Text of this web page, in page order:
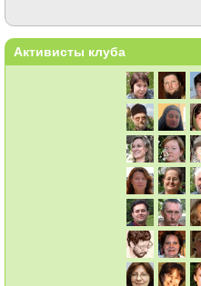
Активисты клуба